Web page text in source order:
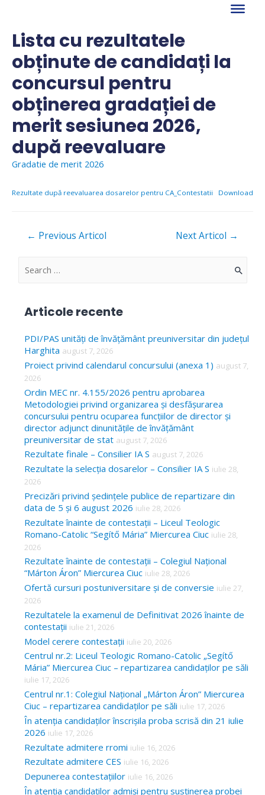
contentLista cu rezultatele
obținute de candidați la
concursul pentru
obținerea gradației de
merit sesiunea 2026,
după reevaluare
Gradatie de merit 2026
Rezultate după reevaluarea dosarelor pentru CA_Contestatii Download
Navigare
← Previous Articol Next Articol →
S
c
h
f
o
r
Articole recente
PDI/PAS unități de învățământ preuniversitar din județul
Harghita august 7, 2026
Proiect privind calendarul concursului (anexa 1) august 7,
2026
Ordin MEC nr. 4.155/2026 pentru aprobarea
Metodologiei privind organizarea și desfășurarea
concursului pentru ocuparea funcțiilor de director și
director adjunct dinunitățile de învățământ
preuniversitar de stat august 7, 2026
Rezultate finale – Consilier IA S august 7, 2026
Rezultate la selecția dosarelor – Consilier IA S iulie 28,
2026
Precizări privind ședințele publice de repartizare din
data de 5 și 6 august 2026 iulie 28, 2026
Rezultate înainte de contestații – Liceul Teologic
Romano-Catolic “Segítő Mária” Miercurea Ciuc iulie 28,
2026
Rezultate înainte de contestații – Colegiul Național
“Márton Áron” Miercurea Ciuc iulie 28, 2026
Ofertă cursuri postuniversitare și de conversie iulie 27,
2026
Rezultatele la examenul de Definitivat 2026 înainte de
contestații iulie 21, 2026
Model cerere contestații iulie 20, 2026
Centrul nr.2: Liceul Teologic Romano-Catolic „Segítő
Mária” Miercurea Ciuc – repartizarea candidaților pe săli
iulie 17, 2026
Centrul nr.1: Colegiul Național „Márton Áron” Miercurea
Ciuc – repartizarea candidaților pe săli iulie 17, 2026
În atenția candidaților înscrișila proba scrisă din 21 iulie
2026 iulie 17, 2026
Rezultate admitere rromi iulie 16, 2026
Rezultate admitere CES iulie 16, 2026
Depunerea contestațiilor iulie 16, 2026
În atenția candidaților admiși pentru susținerea probei